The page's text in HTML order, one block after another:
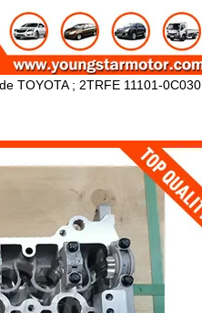
TOYOTA ; 2TRFE 11101-0C030